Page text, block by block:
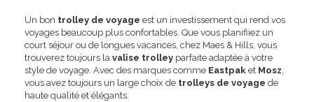
Un bon trolley de voyage est un investissement qui rend vos
voyages beaucoup plus confortables. Que vous planifiiez un
court séjour ou de longues vacances, chez Maes & Hills, vous
trouverez toujours la valise trolley parfaite adaptée à votre
style de voyage. Avec des marques comme Eastpak et Mosz,
vous avez toujours un large choix de trolleys de voyage de
haute qualité et élégants.